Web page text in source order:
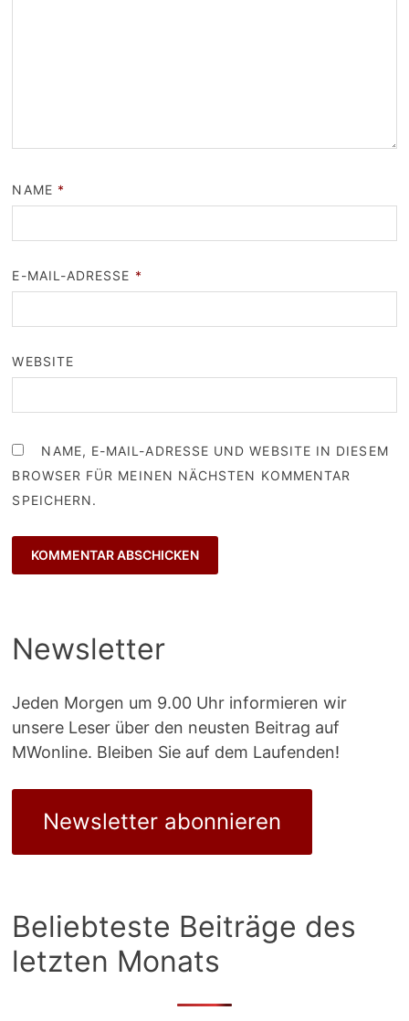
NAME *
E-MAIL-ADRESSE *
WEBSITE
NAME, E-MAIL-ADRESSE UND WEBSITE IN DIESEM
BROWSER FÜR MEINEN NÄCHSTEN KOMMENTAR
SPEICHERN.
Newsletter
Jeden Morgen um 9.00 Uhr informieren wir
unsere Leser über den neusten Beitrag auf
MWonline. Bleiben Sie auf dem Laufenden!
Newsletter abonnieren
Beliebteste Beiträge des
letzten Monats